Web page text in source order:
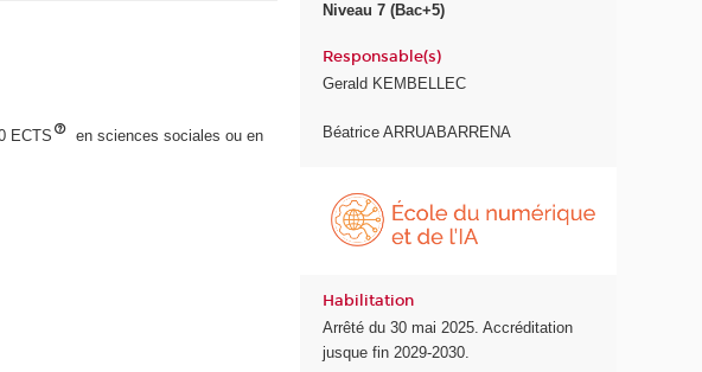
ECTS
en sciences sociales ou en
Niveau 7 (Bac+5)
Responsable(s)
Gerald KEMBELLEC
Béatrice ARRUABARRENA
Habilitation
Arrêté du 30 mai 2025. Accréditation
jusque fin 2029-2030.